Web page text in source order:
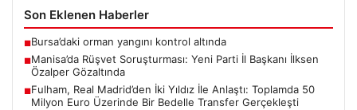
Son Eklenen Haberler
■Bursa’daki orman yangını kontrol altında
■Manisa’da Rüşvet Soruşturması: Yeni Parti İl Başkanı İlksen
Özalper Gözaltında
■Fulham, Real Madrid’den İki Yıldız İle Anlaştı: Toplamda 50
Milyon Euro Üzerinde Bir Bedelle Transfer Gerçekleşti